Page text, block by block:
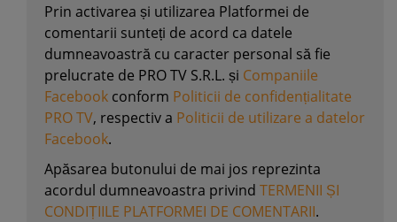
Prin activarea și utilizarea Platformei de
comentarii sunteți de acord ca datele
dumneavoastră cu caracter personal să fie
prelucrate de PRO TV S.R.L. și Companiile
Facebook conform Politicii de confidențialitate
PRO TV, respectiv a Politicii de utilizare a datelor
Facebook.
Apăsarea butonului de mai jos reprezinta
acordul dumneavoastra privind TERMENII ȘI
CONDIȚIILE PLATFORMEI DE COMENTARII.